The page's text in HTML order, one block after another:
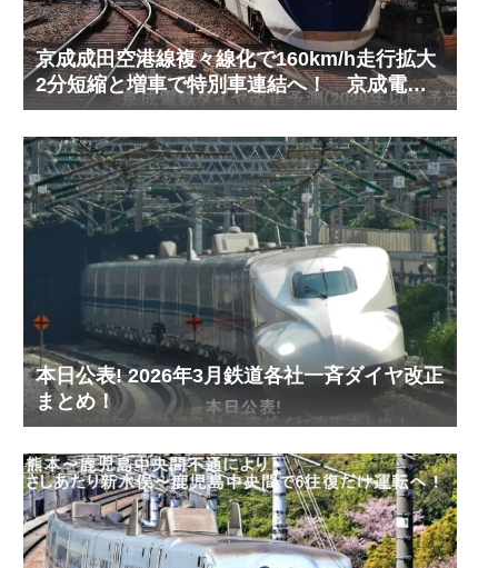
京成成田空港線複々線化で160km/h走行拡大
2分短縮と増車で特別車連結へ！ 京成電鉄
ダイヤ改正予測(2029年以降予定)
本日公表! 2026年3月鉄道各社一斉ダイヤ改正
まとめ！